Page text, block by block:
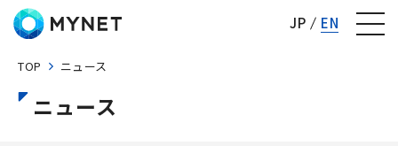
JP EN
TOP ニュース
ニュース